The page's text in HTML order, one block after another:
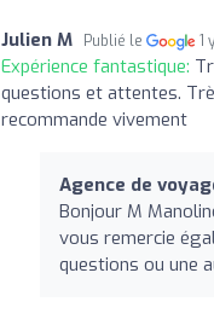
Julien M Publié le 1
Expérience fantastique:
questions et attentes.
recommande vivement
Agence de
Bonjour M
vous remercie
questions ou une